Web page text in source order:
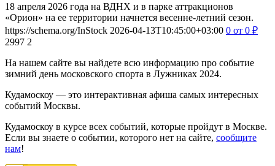
18 апреля 2026 года на ВДНХ и в парке аттракционов
«Орион» на ее территории начнется весенне-летний сезон.
https://schema.org/InStock 2026-04-13T10:45:00+03:00 0 от 0 ₽
2997 2
На нашем сайте вы найдете всю информацию про событие
зимний день московского спорта в Лужниках 2024.
Кудамоскоу — это интерактивная афиша самых интересных
событий Москвы.
Кудамоскоу в курсе всех событий, которые пройдут в Москве.
Если вы знаете о событии, которого нет на сайте, сообщите
нам!